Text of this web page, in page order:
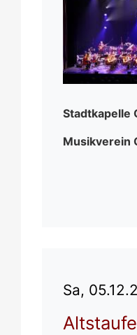
Stadtkapelle
Musikverein
Sa,